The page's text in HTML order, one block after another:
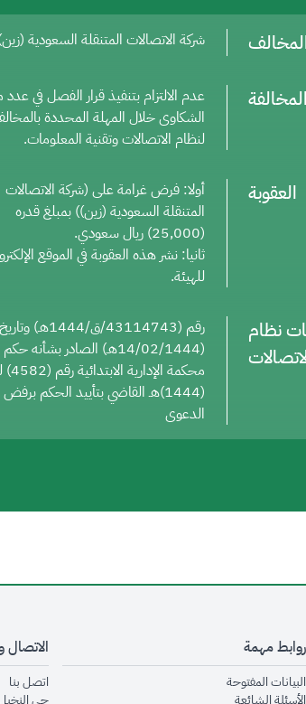
شركة الاتصالات المتنقلة السعودية
عدم الالتزام بتنفيذ قرار الفصل في
الشكاوى خلال المهلة المحددة
لنظام الاتصالات وتقنية المعلومات.
العقوبة
أولا: فرض غرامة على (شركة الاتصالات
المتنقلة السعودية (زين)) بمبلغ قدره
(25,000) ريال سعودي.
ثانيا: نشر هذه العقوبة في الموقع
للهيئة.
نظام
رقم (43114743/ق/1444هـ) وتاريخ
(14/02/1444هـ) الصادر بشأنه حكم
محكمة
(1444)هـ القاضي بتأييد الحكم برفض
الدعوى
روابط مهمة
البيانات المفتوحةopens in new window
الأسئلة الشائعةopens in new window
الاتصال
اتصل بنا
حي النخيل